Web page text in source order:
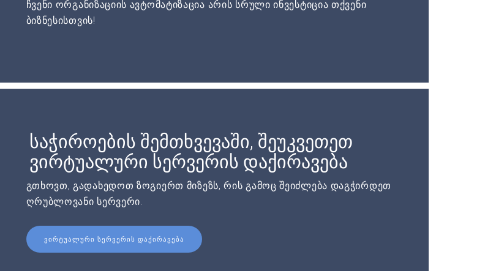
ჩვენი ორგანიზაციის ავტომატიზაცია არის სრული ინვესტიცია თქვენი
ბიზნესისთვის!
საჭიროების შემთხვევაში, შეუკვეთეთ
ვირტუალური სერვერის დაქირავება
გთხოვთ, გადახედოთ ზოგიერთ მიზეზს, რის გამოც შეიძლება დაგჭირდეთ
ღრუბლოვანი სერვერი.
ᲕᲘᲠᲢᲣᲐᲚᲣᲠᲘ ᲡᲔᲠᲕᲔᲠᲘᲡ ᲓᲐᲥᲘᲠᲐᲕᲔᲑᲐ